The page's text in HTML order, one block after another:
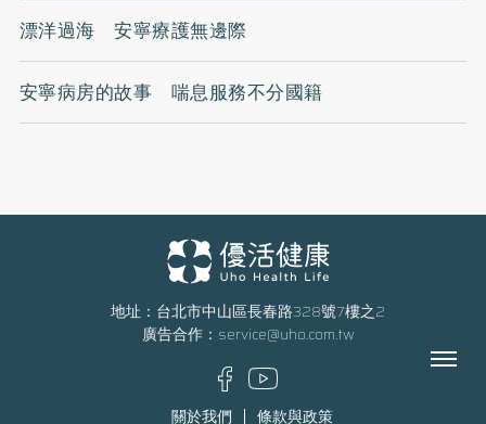
漂洋過海 安寧療護無邊際
安寧病房的故事 喘息服務不分國籍
地址：台北市中山區長春路328號7樓之2
廣告合作： service@uho.com.tw
關於我們 條款與政策
Menu